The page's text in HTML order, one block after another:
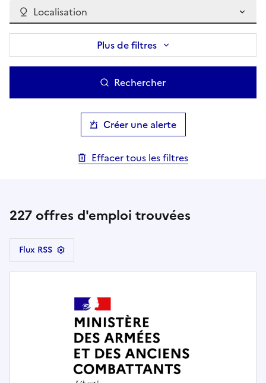
Localisation
Plus de filtres
Rechercher
Créer une alerte
Effacer tous les filtres
227 offres d'emploi trouvées
Flux RSS